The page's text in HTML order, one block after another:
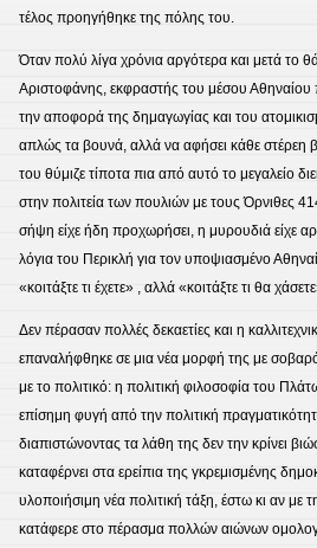
τέλος προηγήθηκε της πόλης του.
Όταν πολύ λίγα χρόνια αργότερα και μετά το
Αριστοφάνης, εκφραστής του μέσου Αθηναίου
την αποφορά της δημαγωγίας και του
απλώς τα βουνά, αλλά να αφήσει κάθε στέρεη
του θύμιζε τίποτα πια από αυτό το μεγαλείο
στην πολιτεία των πουλιών με τους Όρνιθες
σήψη είχε ήδη προχωρήσει, η μυρουδιά είχε
λόγια του Περικλή για τον υποψιασμένο
«κοιτάξτε τι έχετε» , αλλά «κοιτάξτε τι θα
Δεν πέρασαν πολλές δεκαετίες και η
επαναλήφθηκε σε μια νέα μορφή της με
με το πολιτικό: η πολιτική φιλοσοφία του
επίσημη φυγή από την πολιτική
διαπιστώνοντας τα λάθη της δεν την κρίνει
καταφέρνει στα ερείπια της γκρεμισμένης
υλοποιήσιμη νέα πολιτική τάξη, έστω κι αν με
κατάφερε στο πέρασμα πολλών αιώνων